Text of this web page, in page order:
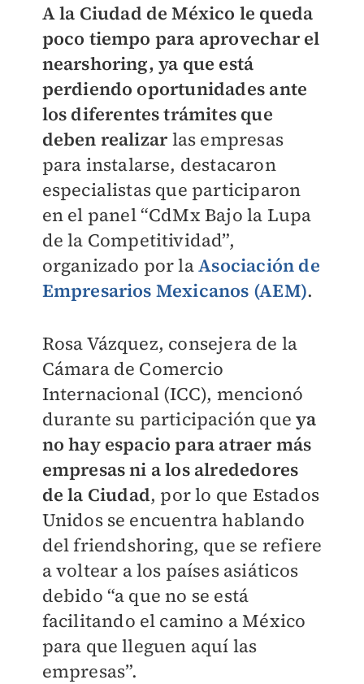
A la Ciudad de México le queda
poco tiempo para aprovechar el
nearshoring, ya que está
perdiendo oportunidades ante
los diferentes trámites que
deben realizarlas empresas
para instalarse, destacaron
especialistas que participaron
en el panel “CdMx Bajo la Lupa
de la Competitividad”,
organizado por laAsociación de
Empresarios Mexicanos (AEM).
Rosa Vázquez, consejera de la
Cámara de Comercio
Internacional (ICC), mencionó
durante su participación que ya
no hay espacio para atraer más
empresas ni a los alrededores
de la Ciudad, por lo que Estados
Unidos se encuentra hablando
del friendshoring, que se refiere
a voltear a los países asiáticos
debido “a que no se está
facilitando el camino a México
para que lleguen aquí las
empresas”.